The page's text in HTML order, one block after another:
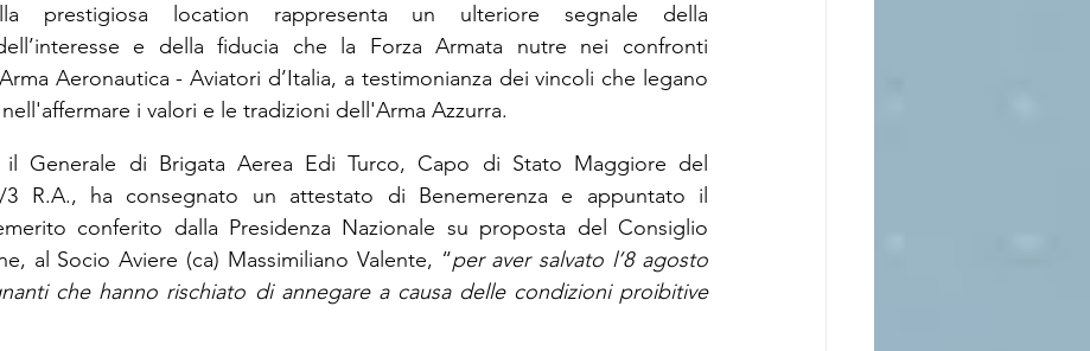
prestigiosa location rappresenta un ulteriore segnale della
e della fiducia che la Forza Armata nutre nei confronti
Aeronautica - Aviatori d’Italia, a testimonianza dei vincoli che legano
i valori e le tradizioni dell'Arma Azzurra.
il Generale di Brigata Aerea Edi Turco, Capo di Stato Maggiore del
3 R.A., ha consegnato un attestato di Benemerenza e appuntato il
conferito dalla Presidenza Nazionale su proposta del Consiglio
al Socio Aviere (ca) Massimiliano Valente, “per aver salvato l’8 agosto
che hanno rischiato di annegare a causa delle condizioni proibitive